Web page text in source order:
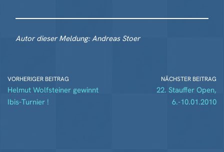
Autor dieser Meldung: Andreas Stoer
VORHERIGER BEITRAG
Helmut Wolfsteiner gewinnt
Ibis-Turnier !
NÄCHSTER BEITRAG
22. Stauffer Open,
6.-10.01.2010